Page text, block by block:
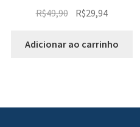
R$49,90 R$29,94
Adicionar ao carrinho